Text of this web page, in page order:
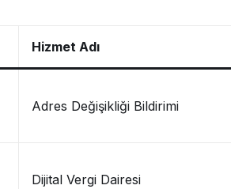
Hizmet Adı
Adres Değişikliği Bildirimi
Dijital Vergi Dairesi